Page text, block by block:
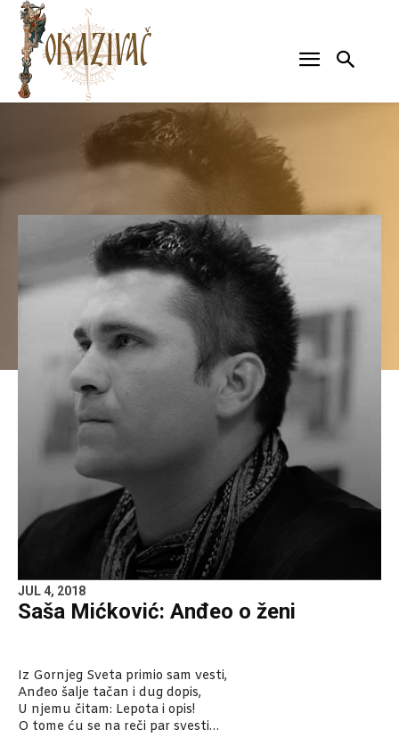
JUL 4, 2018
Saša Mićković: Anđeo o ženi
Iz Gornjeg Sveta primio sam vesti,
Anđeo šalje tačan i dug dopis,
U njemu čitam: Lepota i opis!
O tome ću se na reči par svesti…